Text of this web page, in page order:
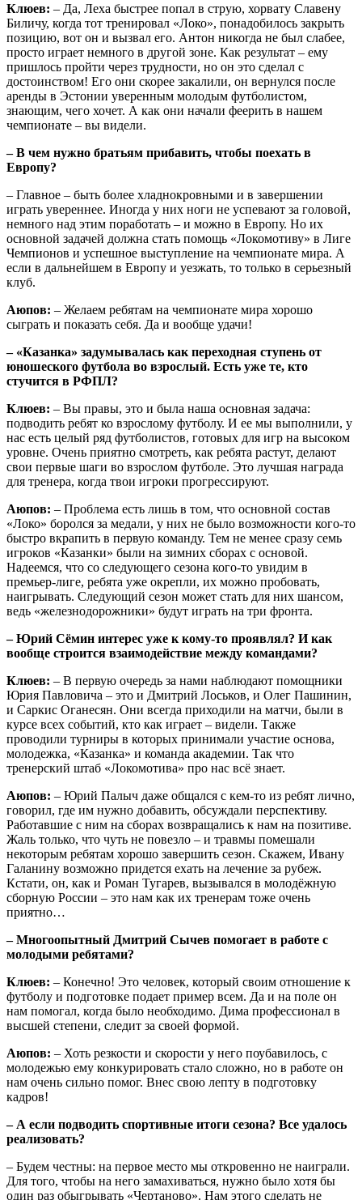
Клюев: – Да, Леха быстрее попал в струю, хорвату Славену
Биличу, когда тот тренировал «Локо», понадобилось закрыть
позицию, вот он и вызвал его. Антон никогда не был слабее,
просто играет немного в другой зоне. Как результат – ему
пришлось пройти через трудности, но он это сделал с
достоинством! Его они скорее закалили, он вернулся после
аренды в Эстонии уверенным молодым футболистом,
знающим, чего хочет. А как они начали феерить в нашем
чемпионате – вы видели.
– В чем нужно братьям прибавить, чтобы поехать в
Европу?
– Главное – быть более хладнокровными и в завершении
играть увереннее. Иногда у них ноги не успевают за головой,
немного над этим поработать – и можно в Европу. Но их
основной задачей должна стать помощь «Локомотиву» в Лиге
Чемпионов и успешное выступление на чемпионате мира. А
если в дальнейшем в Европу и уезжать, то только в серьезный
клуб.
Аюпов: – Желаем ребятам на чемпионате мира хорошо
сыграть и показать себя. Да и вообще удачи!
– «Казанка» задумывалась как переходная ступень от
юношеского футбола во взрослый. Есть уже те, кто
стучится в РФПЛ?
Клюев: – Вы правы, это и была наша основная задача:
подводить ребят ко взрослому футболу. И ее мы выполнили, у
нас есть целый ряд футболистов, готовых для игр на высоком
уровне. Очень приятно смотреть, как ребята растут, делают
свои первые шаги во взрослом футболе. Это лучшая награда
для тренера, когда твои игроки прогрессируют.
Аюпов: – Проблема есть лишь в том, что основной состав
«Локо» боролся за медали, у них не было возможности кого-то
быстро вкрапить в первую команду. Тем не менее сразу семь
игроков «Казанки» были на зимних сборах с основой.
Надеемся, что со следующего сезона кого-то увидим в
премьер-лиге, ребята уже окрепли, их можно пробовать,
наигрывать. Следующий сезон может стать для них шансом,
ведь «железнодорожники» будут играть на три фронта.
– Юрий Сёмин интерес уже к кому-то проявлял? И как
вообще строится взаимодействие между командами?
Клюев: – В первую очередь за нами наблюдают помощники
Юрия Павловича – это и Дмитрий Лоськов, и Олег Пашинин,
и Саркис Оганесян. Они всегда приходили на матчи, были в
курсе всех событий, кто как играет – видели. Также
проводили турниры в которых принимали участие основа,
молодежка, «Казанка» и команда академии. Так что
тренерский штаб «Локомотива» про нас всё знает.
Аюпов: – Юрий Палыч даже общался с кем-то из ребят лично,
говорил, где им нужно добавить, обсуждали перспективу.
Работавшие с ним на сборах возвращались к нам на позитиве.
Жаль только, что чуть не повезло – и травмы помешали
некоторым ребятам хорошо завершить сезон. Скажем, Ивану
Галанину возможно придется ехать на лечение за рубеж.
Кстати, он, как и Роман Тугарев, вызывался в молодёжную
сборную России – это нам как их тренерам тоже очень
приятно…
– Многоопытный Дмитрий Сычев помогает в работе с
молодыми ребятами?
Клюев: – Конечно! Это человек, который своим отношение к
футболу и подготовке подает пример всем. Да и на поле он
нам помогал, когда было необходимо. Дима профессионал в
высшей степени, следит за своей формой.
Аюпов: – Хоть резкости и скорости у него поубавилось, с
молодежью ему конкурировать стало сложно, но в работе он
нам очень сильно помог. Внес свою лепту в подготовку
кадров!
– А если подводить спортивные итоги сезона? Все удалось
реализовать?
– Будем честны: на первое место мы откровенно не наиграли.
Для того, чтобы на него замахиваться, нужно было хотя бы
один раз обыгрывать «Чертаново». Нам этого сделать не